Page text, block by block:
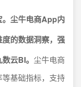
尘牛电商App内
的数据洞察，强
云BI。 尘牛电商
基础指标，支持